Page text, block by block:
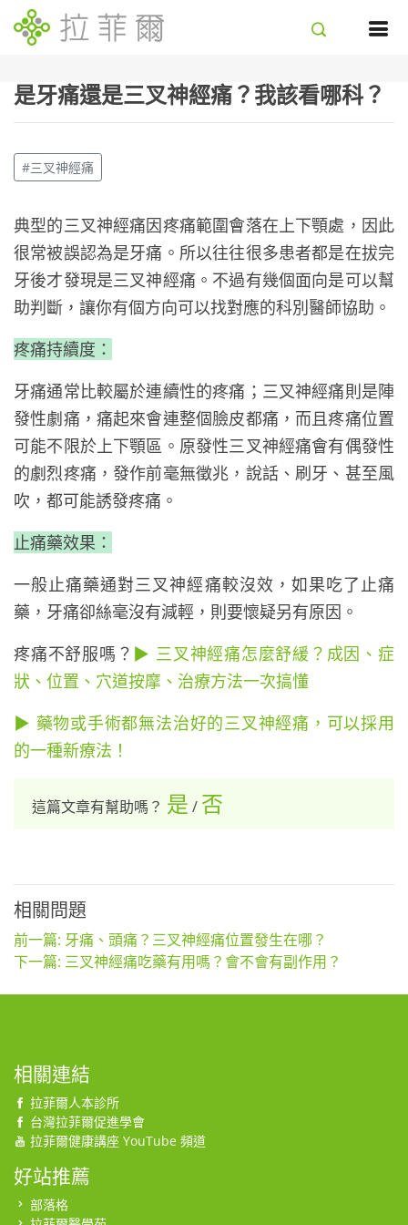
是牙痛還是三叉神經痛？我該看哪科？
#三叉神經痛
典型的三叉神經痛因疼痛範圍會落在上下顎處，因此
很常被誤認為是牙痛。所以往往很多患者都是在拔完
牙後才發現是三叉神經痛。不過有幾個面向是可以幫
助判斷，讓你有個方向可以找對應的科別醫師協助。
疼痛持續度：
牙痛通常比較屬於連續性的疼痛；三叉神經痛則是陣
發性劇痛，痛起來會連整個臉皮都痛，而且疼痛位置
可能不限於上下顎區。原發性三叉神經痛會有偶發性
的劇烈疼痛，發作前毫無徵兆，說話、刷牙、甚至風
吹，都可能誘發疼痛。
止痛藥效果：
一般止痛藥通對三叉神經痛較沒效，如果吃了止痛
藥，牙痛卻絲毫沒有減輕，則要懷疑另有原因。
疼痛不舒服嗎？ ▶ 三叉神經痛怎麼舒緩？成因、症
狀、位置、穴道按摩、治療方法一次搞懂
▶ 藥物或手術都無法治好的三叉神經痛，可以採用
的一種新療法！
這篇文章有幫助嗎？ 是 / 否
相關問題
前一篇: 牙痛、頭痛？三叉神經痛位置發生在哪？
下一篇: 三叉神經痛吃藥有用嗎？會不會有副作用？
相關連結
拉菲爾人本診所
台灣拉菲爾促進學會
拉菲爾健康講座 YouTube 頻道
好站推薦
部落格